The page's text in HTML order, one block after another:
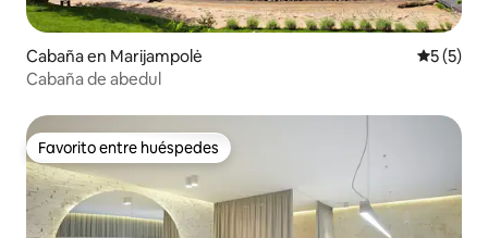
Cabaña en Marijampolė
5 (5)
Cabaña de abedul
Favorito entre huéspedes
Favorito entre huéspedes